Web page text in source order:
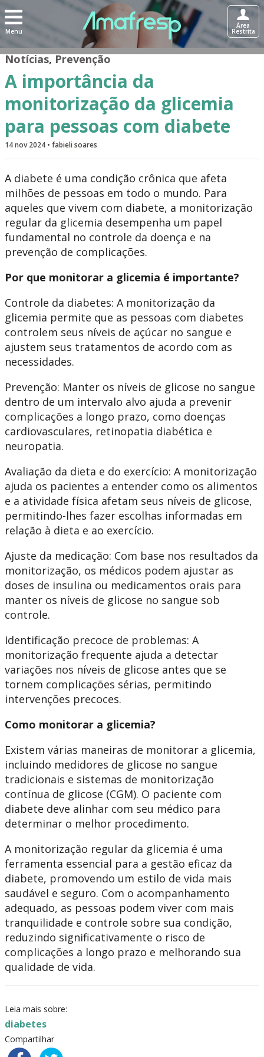
Menu
Área
Restrita
Notícias,Prevenção
A importância da
monitorização da glicemia
para pessoas com diabete
14 nov 2024 • fabieli soares
A diabete é uma condição crônica que afeta
milhões de pessoas em todo o mundo. Para
aqueles que vivem com diabete, a monitorização
regular da glicemia desempenha um papel
fundamental no controle da doença e na
prevenção de complicações.
Por que monitorar a glicemia é importante?
Controle da diabetes: A monitorização da
glicemia permite que as pessoas com diabetes
controlem seus níveis de açúcar no sangue e
ajustem seus tratamentos de acordo com as
necessidades.
Prevenção: Manter os níveis de glicose no sangue
dentro de um intervalo alvo ajuda a prevenir
complicações a longo prazo, como doenças
cardiovasculares, retinopatia diabética e
neuropatia.
Avaliação da dieta e do exercício: A monitorização
ajuda os pacientes a entender como os alimentos
e a atividade física afetam seus níveis de glicose,
permitindo-lhes fazer escolhas informadas em
relação à dieta e ao exercício.
Ajuste da medicação: Com base nos resultados da
monitorização, os médicos podem ajustar as
doses de insulina ou medicamentos orais para
manter os níveis de glicose no sangue sob
controle.
Identificação precoce de problemas: A
monitorização frequente ajuda a detectar
variações nos níveis de glicose antes que se
tornem complicações sérias, permitindo
intervenções precoces.
Como monitorar a glicemia?
Existem várias maneiras de monitorar a glicemia,
incluindo medidores de glicose no sangue
tradicionais e sistemas de monitorização
contínua de glicose (CGM). O paciente com
diabete deve alinhar com seu médico para
determinar o melhor procedimento.
A monitorização regular da glicemia é uma
ferramenta essencial para a gestão eficaz da
diabete, promovendo um estilo de vida mais
saudável e seguro. Com o acompanhamento
adequado, as pessoas podem viver com mais
tranquilidade e controle sobre sua condição,
reduzindo significativamente o risco de
complicações a longo prazo e melhorando sua
qualidade de vida.
Leia mais sobre:
diabetes
Compartilhar